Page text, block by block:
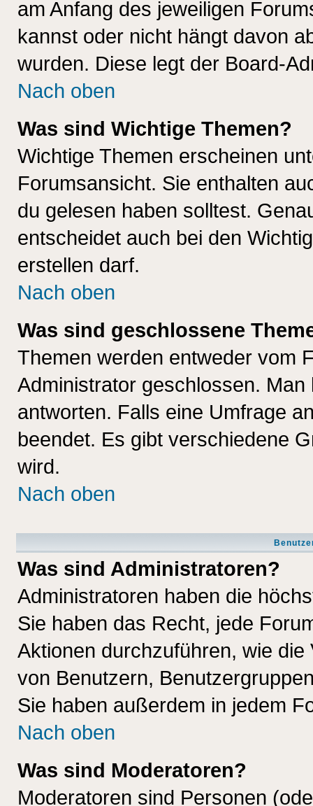
am Anfang des jeweiligen
kannst oder nicht hängt davon
wurden. Diese legt der Board-
Nach oben
Was sind Wichtige Themen?
Wichtige Themen erscheinen
Forumsansicht. Sie enthalten
du gelesen haben solltest.
entscheidet auch bei den
erstellen darf.
Nach oben
Was sind geschlossene
Themen werden entweder vom
Administrator geschlossen.
antworten. Falls eine Umfrage
beendet. Es gibt verschiedene
wird.
Nach oben
Was sind Administratoren?
Administratoren haben die
Sie haben das Recht, jede
Aktionen durchzuführen, wie
von Benutzern,
Sie haben außerdem in jedem
Nach oben
Was sind Moderatoren?
Moderatoren sind Personen